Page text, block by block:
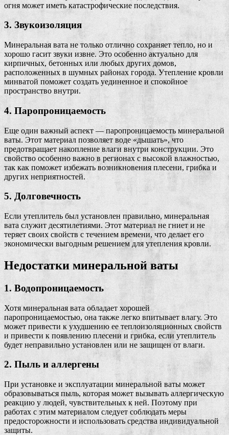
огня может иметь катастрофические последствия.
3. Звукоизоляция
Минеральная вата не только отлично сохраняет тепло, но и
хорошо гасит звуки извне. Это особенно актуально для
кирпичных, бетонных или любых других домов,
расположенных в шумных районах города. Утепление кровли
минватой поможет создать уединенное и спокойное
пространство внутри.
4. Паропроницаемость
Еще один важный аспект — паропроницаемость минеральной
ваты. Этот материал позволяет воде «дышать», что
предотвращает накопление влаги внутри конструкции. Это
свойство особенно важно в регионах с высокой влажностью,
так как поможет избежать возникновения плесени, грибка и
других неприятностей.
5. Долговечность
Если утеплитель был установлен правильно, минеральная
вата служит десятилетиями. Этот материал не гниет и не
теряет своих свойств с течением времени, что делает его
экономически выгодным решением для утепления кровли.
Недостатки минеральной ваты
1. Водопроницаемость
Хотя минеральная вата обладает хорошей
паропроницаемостью, она также легко впитывает влагу. Это
может привести к ухудшению ее теплоизоляционных свойств
и привести к появлению плесени и грибка, если утеплитель
будет неправильно установлен или не защищен от влаги.
2. Пыль и аллергены
При установке и эксплуатации минеральной ваты может
образовываться пыль, которая может вызывать аллергическую
реакцию у людей, чувствительных к ней. Поэтому при
работах с этим материалом следует соблюдать меры
предосторожности и использовать средства индивидуальной
защиты.